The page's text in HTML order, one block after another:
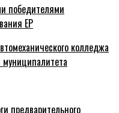
победителями
ЕР
колледжа
муниципалитета
предварительного